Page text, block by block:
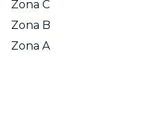
Zona C
Zona B
Zona A